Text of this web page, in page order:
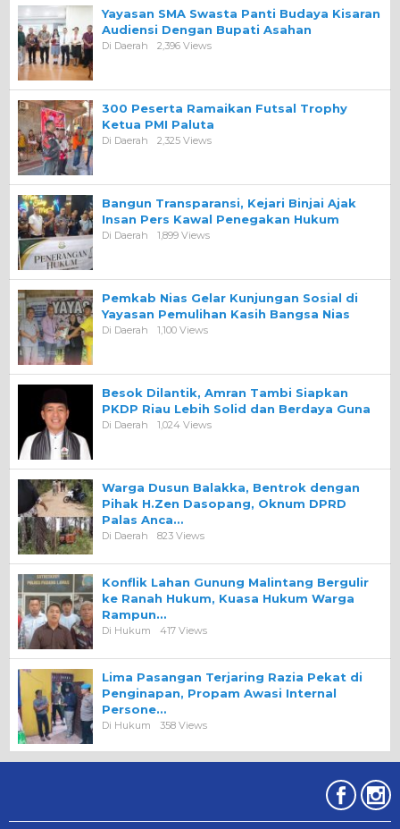
Yayasan SMA Swasta Panti Budaya Kisaran
Audiensi Dengan Bupati Asahan
Di Daerah 2,396 Views
300 Peserta Ramaikan Futsal Trophy
Ketua PMI Paluta
Di Daerah 2,325 Views
Bangun Transparansi, Kejari Binjai Ajak
Insan Pers Kawal Penegakan Hukum
Di Daerah 1,899 Views
Pemkab Nias Gelar Kunjungan Sosial di
Yayasan Pemulihan Kasih Bangsa Nias
Di Daerah 1,100 Views
Besok Dilantik, Amran Tambi Siapkan
PKDP Riau Lebih Solid dan Berdaya Guna
Di Daerah 1,024 Views
Warga Dusun Balakka, Bentrok dengan
Pihak H.Zen Dasopang, Oknum DPRD
Palas Anca…
Di Daerah 823 Views
Konflik Lahan Gunung Malintang Bergulir
ke Ranah Hukum, Kuasa Hukum Warga
Rampun…
Di Hukum 417 Views
Lima Pasangan Terjaring Razia Pekat di
Penginapan, Propam Awasi Internal
Persone…
Di Hukum 358 Views